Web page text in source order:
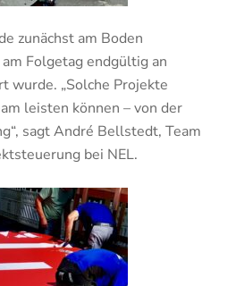
zunächst am Boden
Folgetag endgültig an
wurde. „Solche Projekte
leisten können – von der
sagt André Bellstedt, Team
bei NEL.